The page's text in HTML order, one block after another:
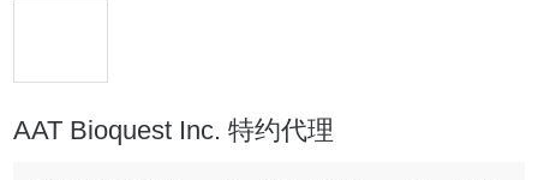
AAT Bioquest Inc. 特约代理